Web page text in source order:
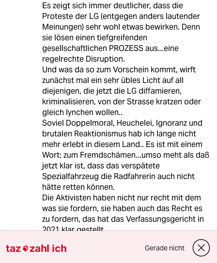
Es zeigt sich immer deutlicher, dass die
Proteste der LG (entgegen anders lautender
Meinungen) sehr wohl etwas bewirken. Denn
sie lösen einen tiefgreifenden
gesellschaftlichen PROZESS aus...eine
regelrechte Disruption.
Und was da so zum Vorschein kommt, wirft
zunächst mal ein sehr übles Licht auf all
diejenigen, die jetzt die LG diffamieren,
kriminalisieren, von der Strasse kratzen oder
gleich lynchen wollen..
Soviel Doppelmoral, Heuchelei, Ignoranz und
brutalen Reaktionismus hab ich lange nicht
mehr erlebt in diesem Land.. Es ist mit einem
Wort: zum Fremdschämen...umso meht als daß
jetzt klar ist, dass das verspätete
Spezialfahrzeug die Radfahrerin auch nicht
hätte retten können.
Die Aktivisten haben nicht nur recht mit dem
was sie fordern, sie haben auch das Recht es
zu fordern, das hat das Verfassungsgericht in
2021 klar gestellt.
(insbesondere aufgrund der Haltung der FDP
taz zahl ich Gerade nicht